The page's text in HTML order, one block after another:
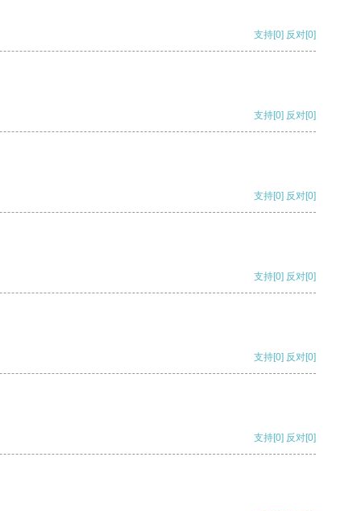
支持[0] 反对[0]
支持[0] 反对[0]
支持[0] 反对[0]
支持[0] 反对[0]
支持[0] 反对[0]
支持[0] 反对[0]